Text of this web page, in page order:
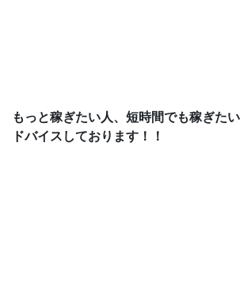
もっと稼ぎたい人、短時間でも稼ぎた
ドバイスしております！！